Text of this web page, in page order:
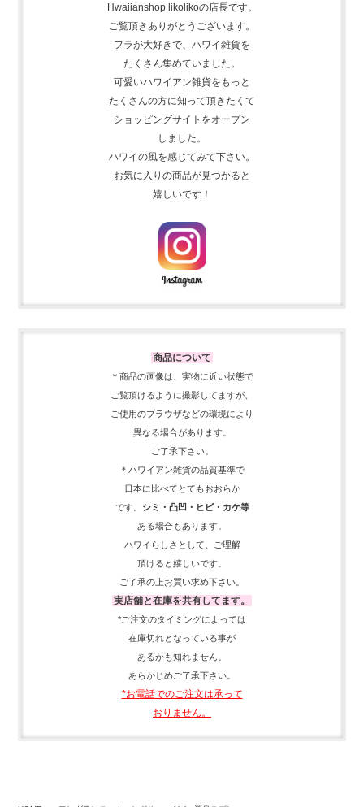
Hwaiianshop likolikoの店長です。
ご覧頂きありがとうございます。
フラが大好きで、 ハワイ雑貨を
たくさん集めていました。
可愛いハワイアン雑貨をもっと
たくさんの方に知って頂きたくて
ショッピングサイトをオープン
しました。
ハワイの風を感じてみて下さい。
お気に入りの商品が見つかると
嬉しいです！
商品について
＊商品の画像は、実物に近い状態で
ご覧頂けるように撮影してますが、
ご使用のブラウザなどの環境により
異なる場合があります。
ご了承下さい。
＊ハワイアン雑貨の品質基準で
日本に比べてとてもおおらか
です。
シミ・凸凹・ヒビ・カケ等
ある場合もあります。
ハワイらしさとして、
ご理解
頂ける と嬉しいです。
ご了承の上お買い求め下さい。
実店舗と在庫を共有してます。
*ご注文のタイミングによっては
在庫切れとなっている事が
あるかも知れません。
あらかじめご了承下さい。
*お電話でのご注文は承って
おりません。